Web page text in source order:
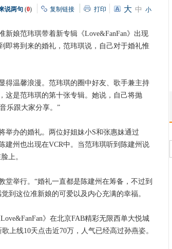
说两句 (0) 复制链接 打印 大 中 小
娘范玮琪带着新专辑《Love&FanFan》出现
即将到来的婚礼，范玮琪说，自己对于婚礼惟
温馨浪漫。范玮琪的圈中好友、歌手兼主持
这是范玮琪的第十张专辑。她说，自己将抛
乐跟大家分享。”
办的婚礼。两位好姐妹小S和张惠妹通过
建州也出现在VCR中。当范玮琪听到陈建州说
上。
举行。“婚礼一直都是陈建州在筹备，不过到
到这位准新娘的可爱以及内心充满的幸福。
》在北京FAB精彩无限西单大悦城
上线10天点击近70万，人气已经高过孙燕姿。